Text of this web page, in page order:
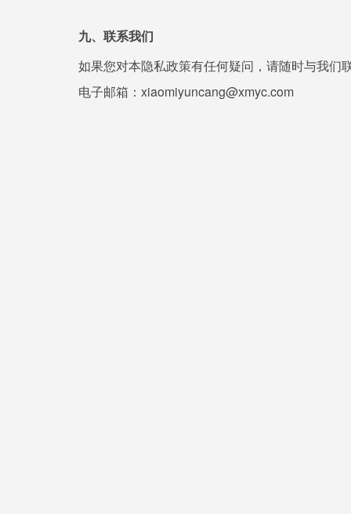
九、联系我们
如果您对本隐私政策有任何疑问，请随时与我们
电子邮箱：xiaomiyuncang@xmyc.com